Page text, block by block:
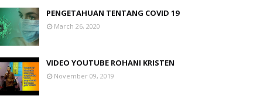
PENGETAHUAN TENTANG COVID 19
March 26, 2020
VIDEO YOUTUBE ROHANI KRISTEN
November 09, 2019